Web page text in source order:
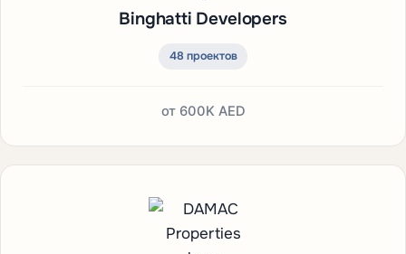
Binghatti Developers
48 проектов
от 600K AED